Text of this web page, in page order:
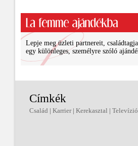
Lepje meg üzleti partnereit,
egy különleges, személyre szóló
Címkék
Család | Karrier| Kerekasztal | Televízió